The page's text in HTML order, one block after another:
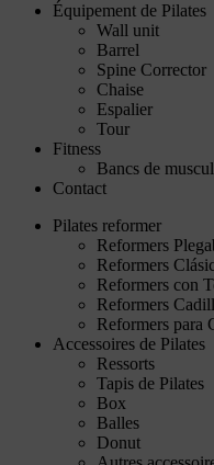
Équipement de Pilates
Wall unit
Barrel
Spine Corrector
Chaise
Espalier
Tour
Fitness
Bancs de
Contact
Pilates reformer
Reformers
Reformers
Reformers con
Reformers
Reformers para
Accessoires de Pilates
Ressorts
Tapis de Pilates
Box
Balles
Donut